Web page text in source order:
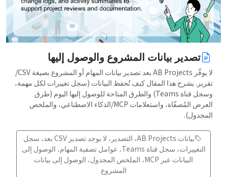
تصدير بيانات المشروع والوصول إليها
لا يوفّر AB Projects بعد تصدير بيانات المهام أو المشروع بصيغة CSV/
تقرير. يشرح هذا المقال كيف تُحفظ البيانات (سجل تغييرات لكل مهمة،
وسجل قناة Teams) والطرق المتاحة للوصول إليها اليوم (طرق
العرض المُصفّاة، واستعلامات MCP/الذكاء الاصطناعي، والملخص
المجدول).
بيانات AB Projects، التصدير، لا يوجد تصدير CSV بعد، سجل
التغييرات، سجل قناة Teams، عوامل تصفية المهام، الوصول إلى
البيانات عبر MCP، الملخص المجدول، الوصول إلى بيانات
المشروع